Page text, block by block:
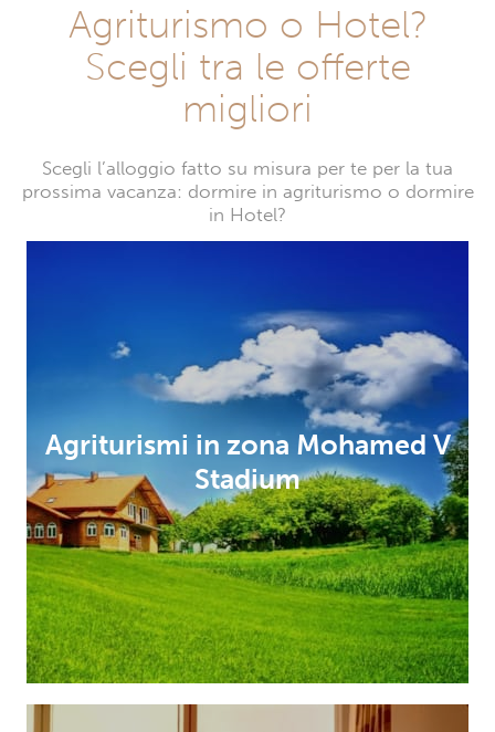
Agriturismo o Hotel?
Scegli tra le offerte
migliori
Scegli l’alloggio fatto su misura per te per la tua
prossima vacanza: dormire in agriturismo o dormire
in Hotel?
Agriturismi in zona Mohamed V
Stadium